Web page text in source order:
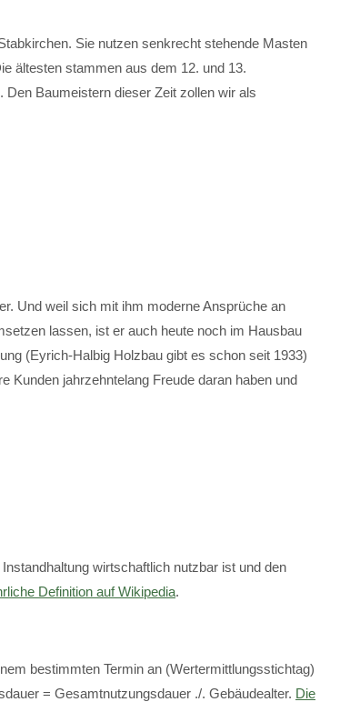
Sie nutzen senkrecht stehende Masten
ältesten stammen aus dem 12. und 13.
Baumeistern dieser Zeit zollen wir als
Und weil sich mit ihm moderne Ansprüche an
lassen, ist er auch heute noch im Hausbau
(Eyrich-Halbig Holzbau gibt es schon seit 1933)
Kunden jahrzehntelang Freude daran haben und
wirtschaftlich nutzbar ist und den
Definition auf Wikipedia.
bestimmten Termin an (Wertermittlungsstichtag)
= Gesamtnutzungsdauer ./. Gebäudealter. Die